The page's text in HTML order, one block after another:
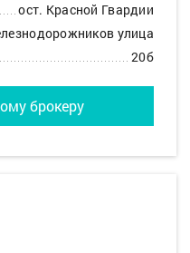
ост. Красной Гвардии
улица
20б
брокеру